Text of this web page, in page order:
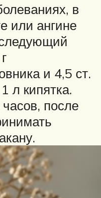
в
или ангине
и 4,5 ст.
л кипятка.
после